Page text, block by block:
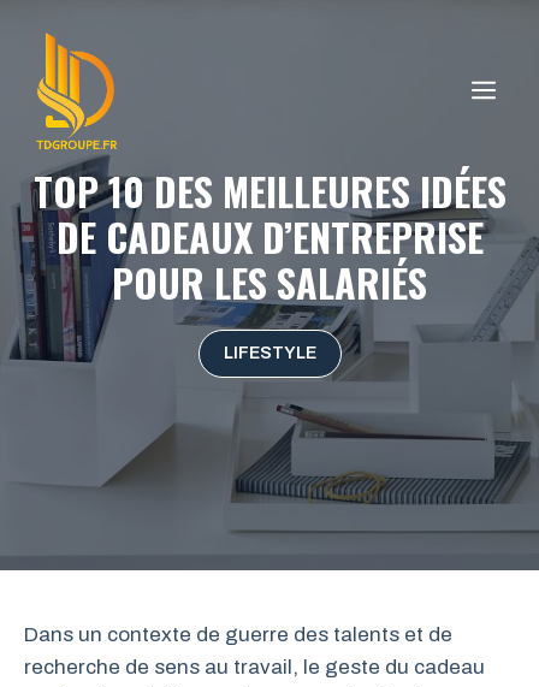
contenu
TOP 10 DES MEILLEURES IDÉES
DE CADEAUX D’ENTREPRISE
POUR LES SALARIÉS
LIFESTYLE
Dans un contexte de guerre des talents et de
recherche de sens au travail, le geste du cadeau